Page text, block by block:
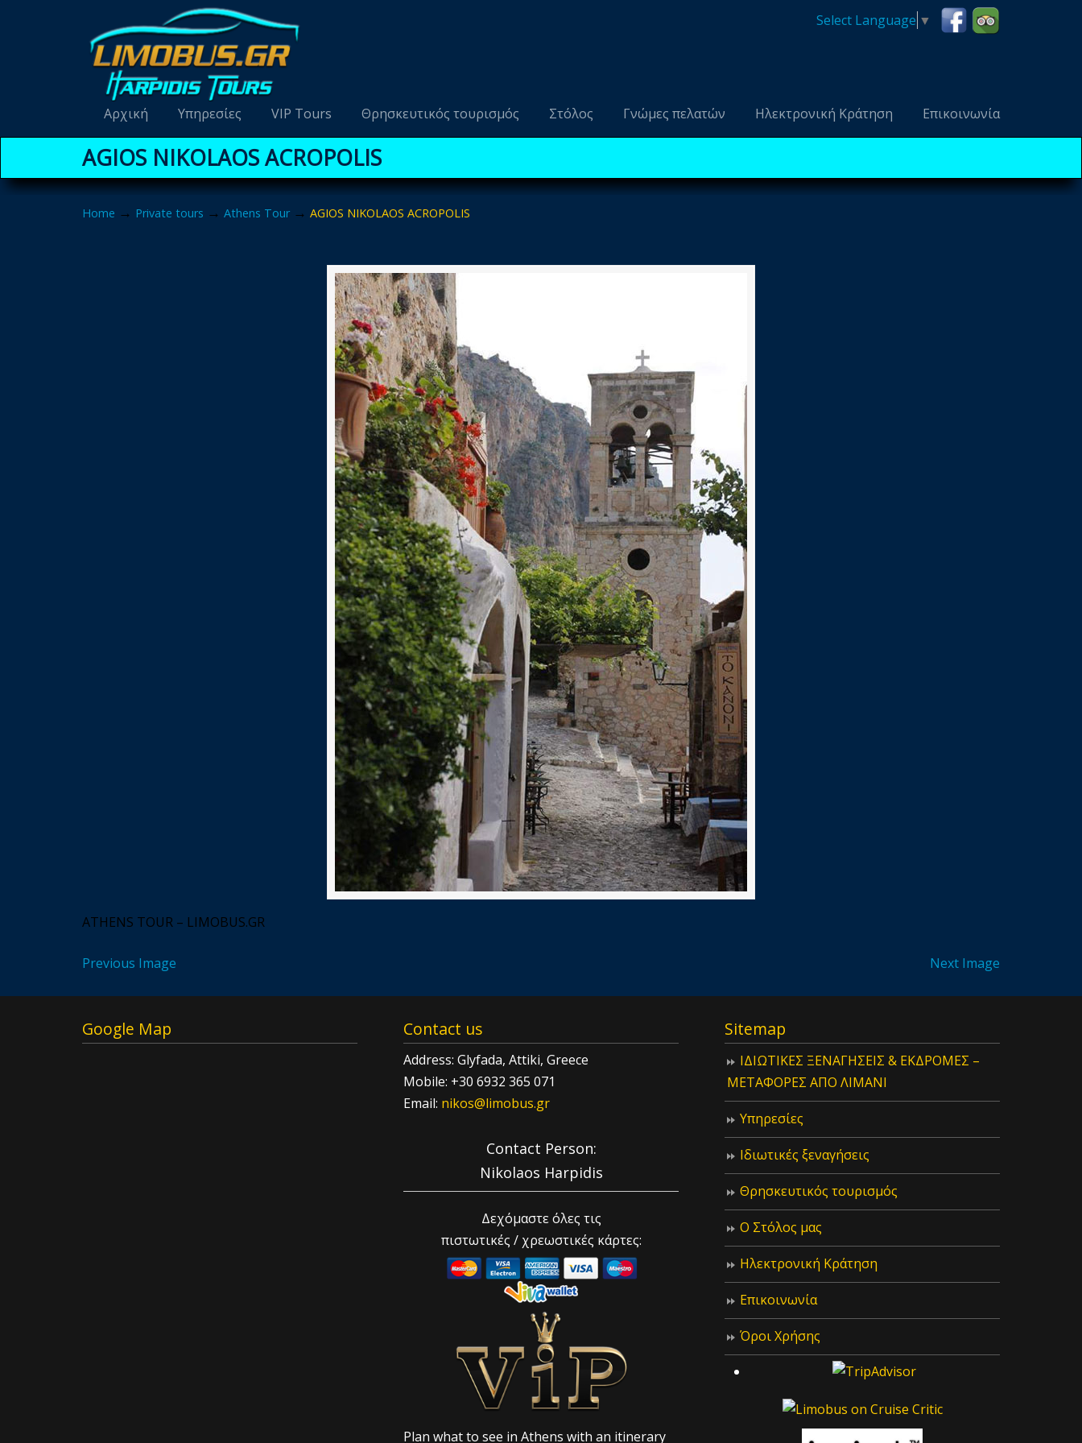
Select Language ▼
Αρχική Υπηρεσίες VIP Tours Θρησκευτικός τουρισμός Στόλος Γνώμες πελατών Ηλεκτρονική Κράτηση Επικοινωνία
Navigation
AGIOS NIKOLAOS ACROPOLIS
Home → Private tours → Athens Tour→ AGIOS NIKOLAOS ACROPOLIS
ATHENS TOUR – LIMOBUS.GR
Previous Image Next Image
Google Map Contact us
Address: Glyfada, Attiki, Greece
Mobile: +30 6932 365 071
Email: nikos@limobus.gr
Contact Person:
Nikolaos Harpidis
Δεχόμαστε όλες τις
πιστωτικές / χρεωστικές κάρτες:
Plan what to see in Athens with an itinerary
Sitemap
ΙΔIΩΤΙΚΕΣ ΞΕΝΑΓΗΣΕΙΣ & ΕΚΔΡΟΜΕΣ –
ΜΕΤΑΦΟΡΕΣ ΑΠΟ ΛΙΜΑΝΙ
Υπηρεσίες
Ιδιωτικές ξεναγήσεις
Θρησκευτικός τουρισμός
Ο Στόλος μας
Ηλεκτρονική Κράτηση
Επικοινωνία
Όροι Χρήσης